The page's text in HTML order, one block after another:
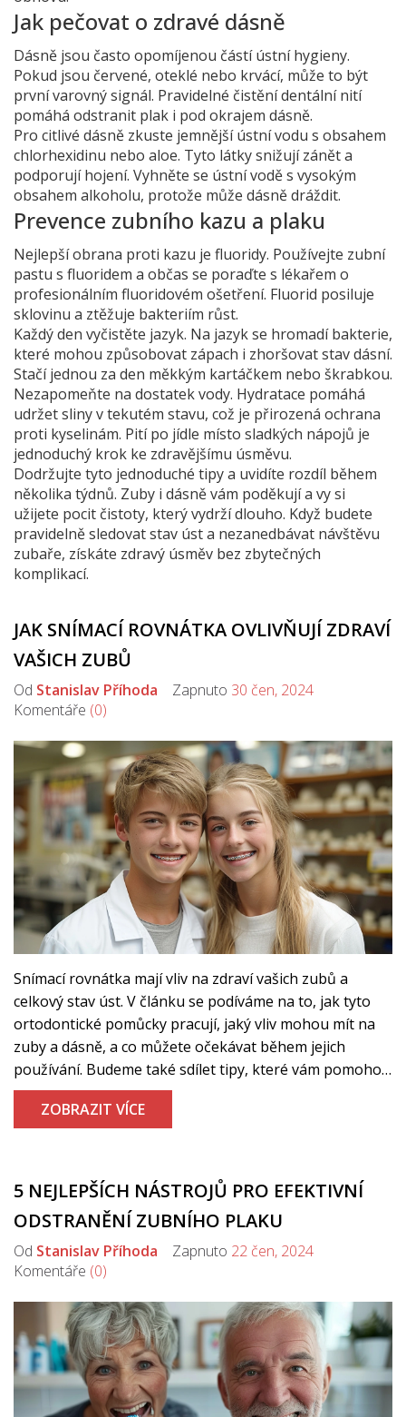
Jak pečovat o zdravé dásně
Dásně jsou často opomíjenou částí ústní hygieny.
Pokud jsou červené, oteklé nebo krvácí, může to být
první varovný signál. Pravidelné čistění dentální nití
pomáhá odstranit plak i pod okrajem dásně.
Pro citlivé dásně zkuste jemnější ústní vodu s obsahem
chlorhexidinu nebo aloe. Tyto látky snižují zánět a
podporují hojení. Vyhněte se ústní vodě s vysokým
obsahem alkoholu, protože může dásně dráždit.
Prevence zubního kazu a plaku
Nejlepší obrana proti kazu je fluoridy. Používejte zubní
pastu s fluoridem a občas se poraďte s lékařem o
profesionálním fluoridovém ošetření. Fluorid posiluje
sklovinu a ztěžuje bakteriím růst.
Každý den vyčistěte jazyk. Na jazyk se hromadí bakterie,
které mohou způsobovat zápach i zhoršovat stav dásní.
Stačí jednou za den měkkým kartáčkem nebo škrabkou.
Nezapomeňte na dostatek vody. Hydratace pomáhá
udržet sliny v tekutém stavu, což je přirozená ochrana
proti kyselinám. Pití po jídle místo sladkých nápojů je
jednoduchý krok ke zdravějšímu úsměvu.
Dodržujte tyto jednoduché tipy a uvidíte rozdíl během
několika týdnů. Zuby i dásně vám poděkují a vy si
užijete pocit čistoty, který vydrží dlouho. Když budete
pravidelně sledovat stav úst a nezanedbávat návštěvu
zubaře, získáte zdravý úsměv bez zbytečných
komplikací.
JAK SNÍMACÍ ROVNÁTKA OVLIVŇUJÍ ZDRAVÍ
VAŠICH ZUBŮ
Od Stanislav Příhoda Zapnuto 30 čen, 2024
Komentáře (0)
Snímací rovnátka mají vliv na zdraví vašich zubů a
celkový stav úst. V článku se podíváme na to, jak tyto
ortodontické pomůcky pracují, jaký vliv mohou mít na
zuby a dásně, a co můžete očekávat během jejich
používání. Budeme také sdílet tipy, které vám pomohou
dosáhnout nejlepších výsledků a udržet si úsměv zdravý
a krásný.
ZOBRAZIT VÍCE
5 NEJLEPŠÍCH NÁSTROJŮ PRO EFEKTIVNÍ
ODSTRANĚNÍ ZUBNÍHO PLAKU
Od Stanislav Příhoda Zapnuto 22 čen, 2024
Komentáře (0)